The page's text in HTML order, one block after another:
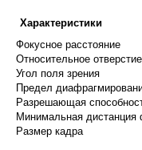
Характеристики
Фокусное расстояние
Относительное отверстие
Угол поля зрения
Предел
Разрешающая
Минимальная дистанция
Размер кадра